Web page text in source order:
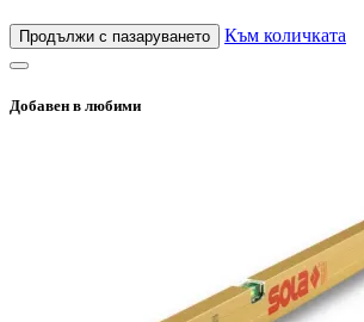
Продължи с пазаруването Към количката
Добавен в любими